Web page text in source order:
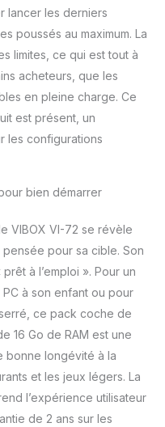
lancer les derniers
poussés au maximum. La
limites, ce qui est tout à
acheteurs, que les
en pleine charge. Ce
est présent, un
les configurations
bien démarrer
VIBOX VI-72 se révèle
pour sa cible. Son
à l’emploi ». Pour un
à son enfant ou pour
ce pack coche de
16 Go de RAM est une
bonne longévité à la
et les jeux légers. La
l’expérience utilisateur
de 2 ans sur les